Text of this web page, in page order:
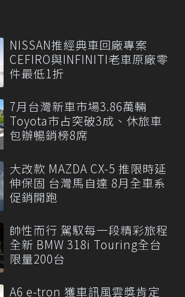
NISSAN推經典車回廠專案
CEFIRO與INFINITI老車原廠零
件最低1折
7月台灣新車市場3.86萬輛
Toyota市占突破3成、休旅車
包辦暢銷榜8席
大改款 MAZDA CX-5 推限時延
伸保固 台灣馬自達 8月全車系
促銷開跑
帥性而行 駕馭每一段精彩旅程
全新 BMW 318i Touring全台
限量200台
A6 e-tron 獲車訊風雲獎肯定